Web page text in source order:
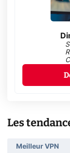
Les
Meilleur VPN